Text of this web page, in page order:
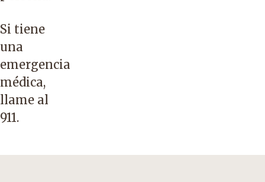
Si tiene
una
emergencia
médica,
llame al
911.